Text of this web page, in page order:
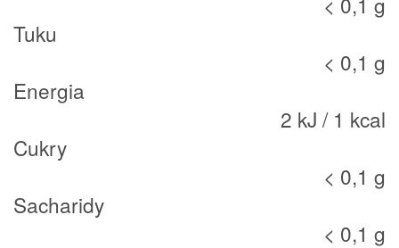
Tuku
< 0,1 g
Energia
2 kJ / 1 kcal
Cukry
< 0,1 g
Sacharidy
< 0,1 g